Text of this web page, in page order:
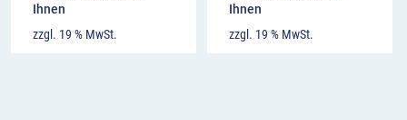
Ihnen
zzgl. 19 % MwSt.
Ihnen
zzgl. 19 % MwSt.